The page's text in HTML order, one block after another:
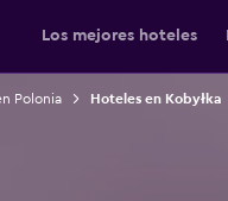
Los mejores hoteles
Polonia Hoteles en Kobyłka